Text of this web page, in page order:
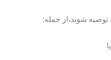
شوند،از جمله: